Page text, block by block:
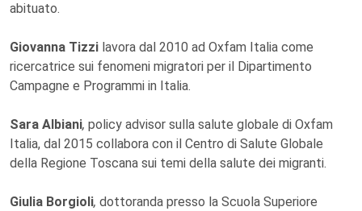
abituato.
Giovanna Tizzi lavora dal 2010 ad Oxfam Italia come
ricercatrice sui fenomeni migratori per il Dipartimento
Campagne e Programmi in Italia.
Sara Albiani, policy advisor sulla salute globale di Oxfam
Italia, dal 2015 collabora con il Centro di Salute Globale
della Regione Toscana sui temi della salute dei migranti.
Giulia Borgioli, dottoranda presso la Scuola Superiore